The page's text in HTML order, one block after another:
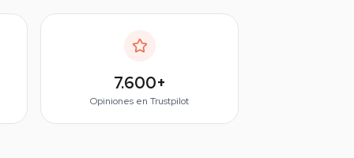
7.600+
Opiniones en Trustpilot